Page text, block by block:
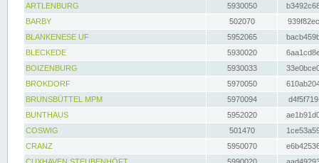
ARTLENBURG
5930050
BARBY
502070
BLANKENESE UF
5952065
BLECKEDE
5930020
BOIZENBURG
5930033
BROKDORF
5970050
BRUNSBÜTTEL MPM
5970094
BUNTHAUS
5952020
COSWIG
501470
CRANZ
5950070